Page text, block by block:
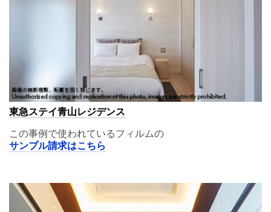
東急ステイ青山レジデンス
この事例で使われているフィルムの
サンプル請求はこちら